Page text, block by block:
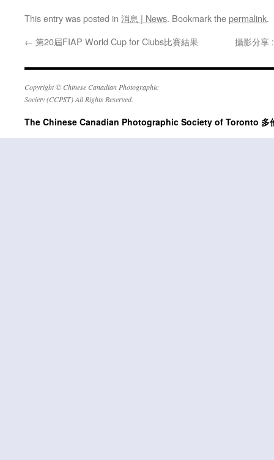
This entry was posted in 消息 | News. Bookmark thepermalink.
← 第20屆FIAP World Cup for Clubs比賽結果 攝影分享
Copyright © Chinese Canadian Photographic
Society (CCPST) All Rights Reserved.
The Chinese Canadian Photographic Society of Toronto 多